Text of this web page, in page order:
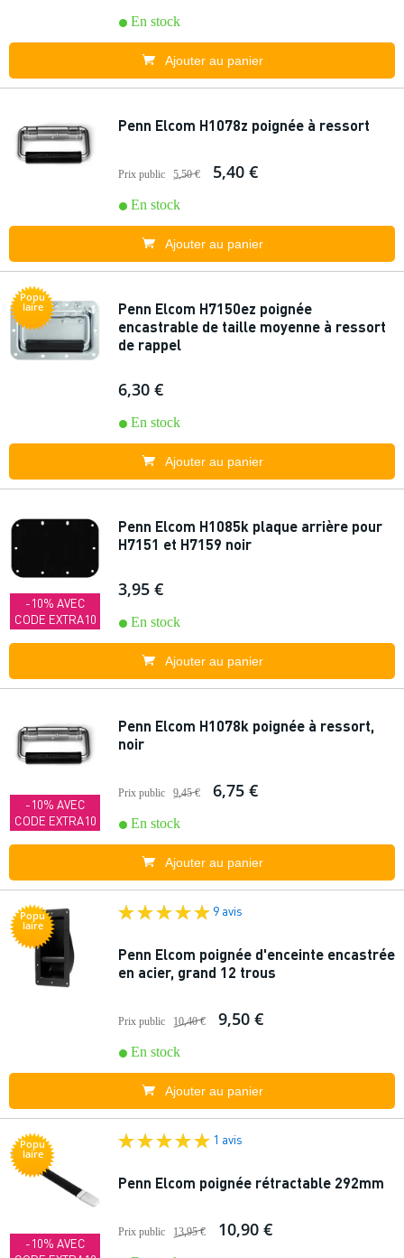
En stock
Ajouter au panier
Penn Elcom H1078z poignée à ressort
Prix public 5,50 € 5,40 €
En stock
Ajouter au panier
Popu
laire
Penn Elcom H7150ez poignée
encastrable de taille moyenne à ressort
de rappel
6,30 €
En stock
Ajouter au panier
-10% AVEC
CODE EXTRA10
Penn Elcom H1085k plaque arrière pour
H7151 et H7159 noir
3,95 €
En stock
Ajouter au panier
-10% AVEC
CODE EXTRA10
Penn Elcom H1078k poignée à ressort,
noir
Prix public 9,45 € 6,75 €
En stock
Ajouter au panier
Popu
laire
9 avis
Penn Elcom poignée d'enceinte encastrée
en acier, grand 12 trous
Prix public 10,40 € 9,50 €
En stock
Ajouter au panier
Popu
laire
-10% AVEC
1 avis
Penn Elcom poignée rétractable 292mm
Prix public 13,95 € 10,90 €